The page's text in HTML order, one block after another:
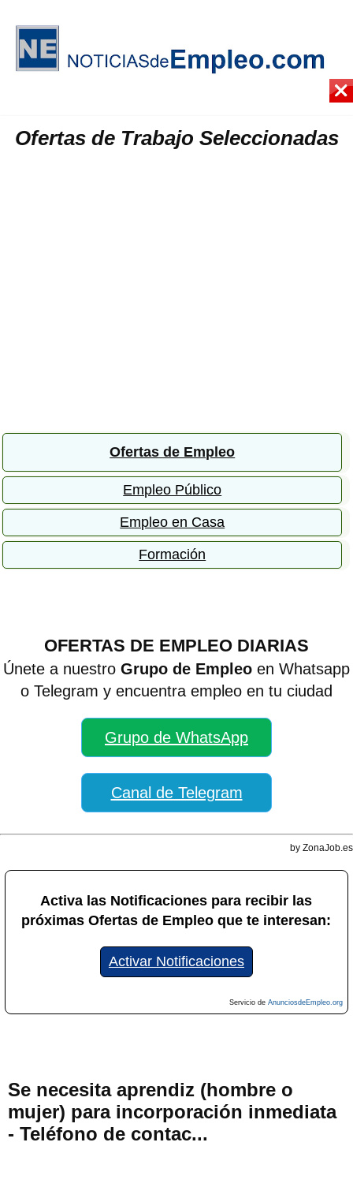
Ofertas de Trabajo Seleccionadas
Ofertas de Empleo
Empleo Público
Empleo en Casa
Formación
OFERTAS DE EMPLEO DIARIAS
Únete a nuestro Grupo de Empleo en Whatsapp
o Telegram y encuentra empleo en tu ciudad
Grupo de WhatsApp
Canal de Telegram
by ZonaJob.es
Activa las Notificaciones para recibir las
próximas Ofertas de Empleo que te interesan:
Activar Notificaciones
Servicio de AnunciosdeEmpleo.org
Se necesita aprendiz (hombre o
mujer) para incorporación inmediata
- Teléfono de contac...